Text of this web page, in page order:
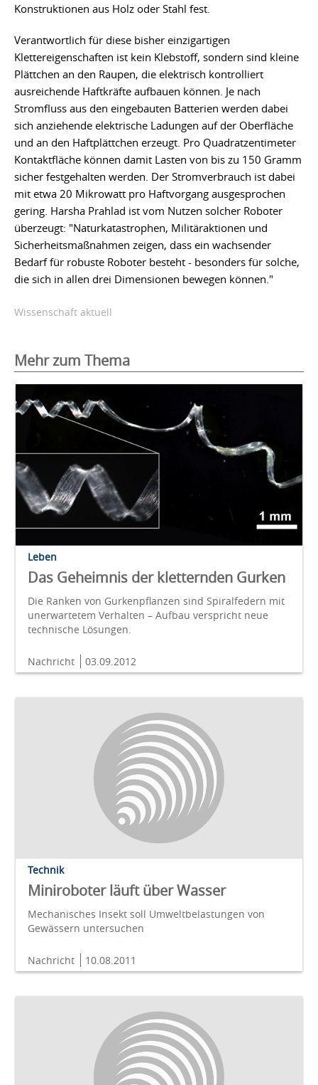
Konstruktionen aus Holz oder Stahl fest.
Verantwortlich für diese bisher einzigartigen
Klettereigenschaften ist kein Klebstoff, sondern sind kleine
Plättchen an den Raupen, die elektrisch kontrolliert
ausreichende Haftkräfte aufbauen können. Je nach
Stromfluss aus den eingebauten Batterien werden dabei
sich anziehende elektrische Ladungen auf der Oberfläche
und an den Haftplättchen erzeugt. Pro Quadratzentimeter
Kontaktfläche können damit Lasten von bis zu 150 Gramm
sicher festgehalten werden. Der Stromverbrauch ist dabei
mit etwa 20 Mikrowatt pro Haftvorgang ausgesprochen
gering. Harsha Prahlad ist vom Nutzen solcher Roboter
überzeugt: "Naturkatastrophen, Militäraktionen und
Sicherheitsmaßnahmen zeigen, dass ein wachsender
Bedarf für robuste Roboter besteht - besonders für solche,
die sich in allen drei Dimensionen bewegen können."
Wissenschaft aktuell
Mehr zum Thema
Leben
Das Geheimnis der kletternden Gurken
Die Ranken von Gurkenpflanzen sind Spiralfedern mit
unerwartetem Verhalten – Aufbau verspricht neue
technische Lösungen.
Nachricht 03.09.2012
Technik
Miniroboter läuft über Wasser
Mechanisches Insekt soll Umweltbelastungen von
Gewässern untersuchen
Nachricht 10.08.2011